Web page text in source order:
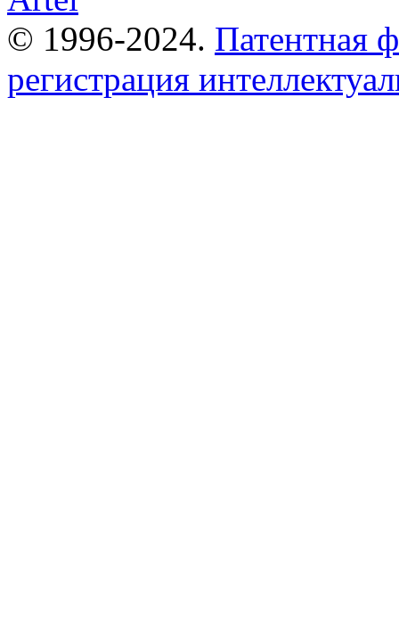
© 1996-2024. Патентная
регистрация